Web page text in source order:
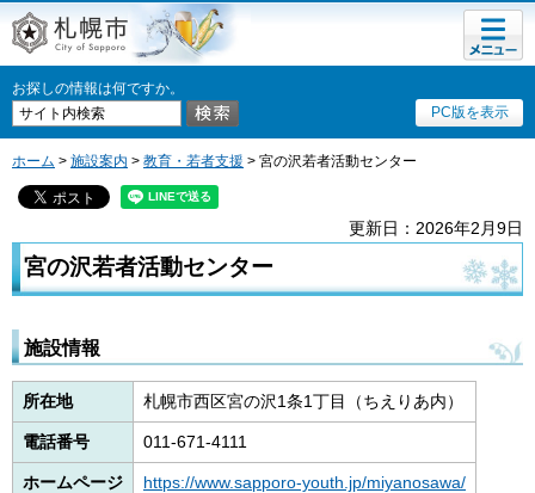
札幌市
お探しの情報は何ですか。
PC版を表示
メニュ
ー
ホーム > 施設案内 > 教育・若者支援 > 宮の沢若者活動センター
更新日：2026年2月9日
宮の沢若者活動センター
施設情報
所在地 札幌市西区宮の沢1条1丁目（ちえりあ内）
電話番号 011-671-4111
ホームページ https://www.sapporo-youth.jp/miyanosawa/